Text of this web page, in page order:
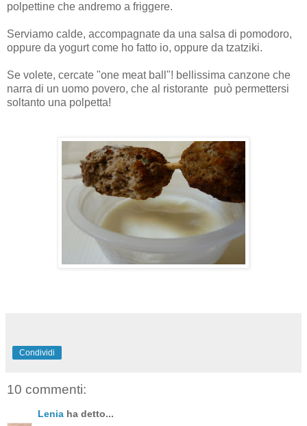
polpettine che andremo a friggere.
Serviamo calde, accompagnate da una salsa di pomodoro,
oppure da yogurt come ho fatto io, oppure da tzatziki.
Se volete, cercate "one meat ball "! bellissima canzone che
narra di un uomo povero, che al ristorante può permettersi
soltanto una polpetta!
Condividi
10 commenti:
Lenia ha detto...